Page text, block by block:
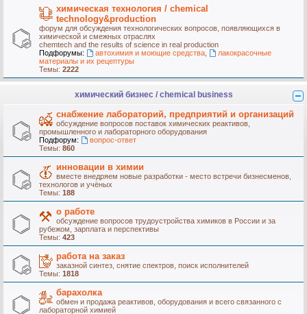
химическая технология / chemical
technology&production
форум для обсуждения технологических вопросов, появляющихся в
химической и смежных отраслях
chemtech and the results of science in real production
Подфорумы:
автохимия и моющие средства,
лакокрасочные
материалы и их рецептуры
Темы: 2222
химический бизнес / chemical business
снабжение лабораторий, предприятий и организаций
обсуждение вопросов поставок химических реактивов,
промышленного и лабораторного оборудования
Подфорум:
вопрос-ответ
Темы: 860
инновации в химии
вместе внедряем новые разработки - место встречи бизнесменов,
технологов и учёных
Темы: 188
о работе
обсуждение вопросов трудоустройства химиков в России и за
рубежом, зарплата и перспективы
Темы: 423
работа на заказ
заказной синтез, снятие спектров, поиск исполнителей
Темы: 1818
барахолка
обмен и продажа реактивов, оборудования и всего связанного с
лабораторной химией